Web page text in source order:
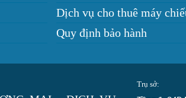
Dịch vụ cho thuê máy
Quy định bảo hành
Trụ sở: